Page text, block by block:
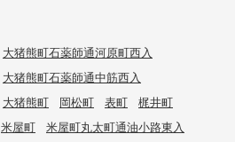
大猪熊町石薬師通河原町西入
大猪熊町石薬師通中筋西入
大猪熊町 岡松町 表町
梶井町
米屋町
米屋町丸太町通油小路東入